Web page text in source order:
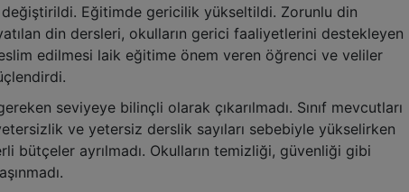
Eğitimde gericilik yükseltildi. Zorunlu din
din dersleri, okulların gerici faaliyetlerini destekleyen
edilmesi laik eğitime önem veren öğrenci ve veliler
seviyeye bilinçli olarak çıkarılmadı. Sınıf mevcutları
ve yetersiz derslik sayıları sebebiyle yükselirken
bütçeler ayrılmadı. Okulların temizliği, güvenliği gibi